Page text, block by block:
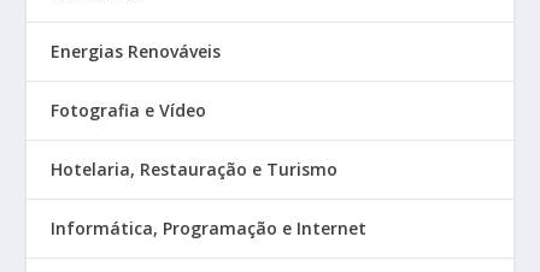
Energias Renováveis
Fotografia e Vídeo
Hotelaria, Restauração e Turismo
Informática, Programação e Internet